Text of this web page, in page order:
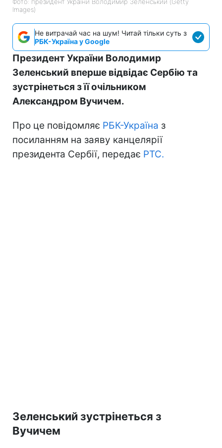
Images)
Не витрачай час на шум! Читай тільки суть з
РБК-Україна у Google
Президент України Володимир
Зеленський вперше відвідає Сербію та
зустрінеться з її очільником
Александром Вучичем.
Про це повідомляє РБК-Україна з
посиланням на заяву канцелярії
президента Сербії, передає РТС.
Зеленський зустрінеться з
Вучичем